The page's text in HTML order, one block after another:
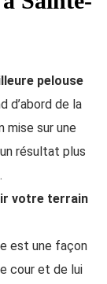
pelouse
d’abord de la
mise sur une
résultat plus
votre terrain
est une façon
cour et de lui